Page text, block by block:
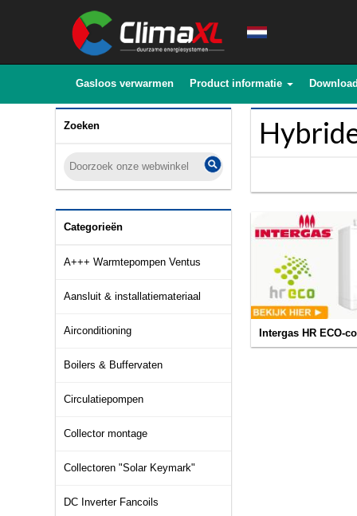
Gasloos verwarmen Product informatie
Zoeken
Categorieën
A+++ Warmtepompen Ventus
Aansluit & installatiemateriaal
Airconditioning
Boilers & Buffervaten
Circulatiepompen
Collector montage
Collectoren "Solar Keymark"
DC Inverter Fancoils
Intergas HR ECO-